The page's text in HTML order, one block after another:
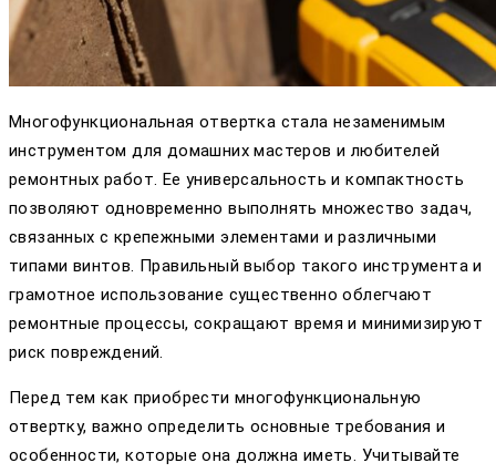
Многофункциональная отвертка стала незаменимым
инструментом для домашних мастеров и любителей
ремонтных работ. Ее универсальность и компактность
позволяют одновременно выполнять множество задач,
связанных с крепежными элементами и различными
типами винтов. Правильный выбор такого инструмента и
грамотное использование существенно облегчают
ремонтные процессы, сокращают время и минимизируют
риск повреждений.
Перед тем как приобрести многофункциональную
отвертку, важно определить основные требования и
особенности, которые она должна иметь. Учитывайте